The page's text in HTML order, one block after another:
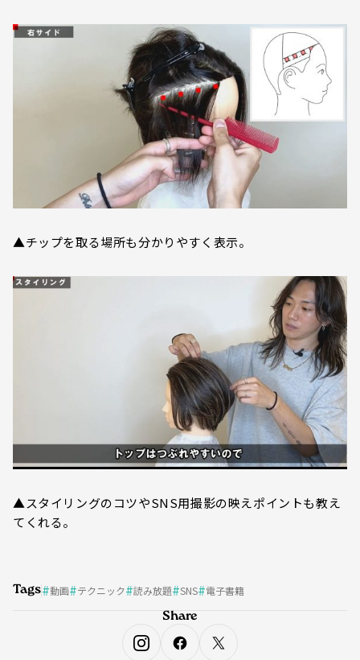
▲チップを取る場所も分かりやすく表示。
▲スタイリングのコツやSNS用撮影の映えポイントも教え
てくれる。
Tags 動画 テクニック 読み放題 SNS 電子書籍
Share